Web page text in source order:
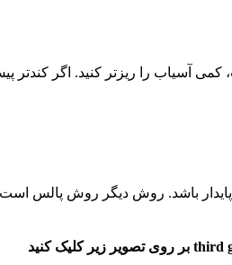
تولید هدف بین 3 تا 3:30 دقیقه است. اگر سریع‌تر پیش رفت، کمی
باشد. روش دیگر روش پالس است.